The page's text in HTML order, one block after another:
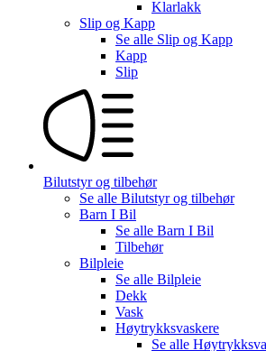
Klarlakk
Slip og Kapp
Se alle Slip og Kapp
Kapp
Slip
Bilutstyr og tilbehør
Se alle Bilutstyr og tilbehør
Barn I Bil
Se alle Barn I Bil
Tilbehør
Bilpleie
Se alle Bilpleie
Dekk
Vask
Høytrykksvaskere
Se alle